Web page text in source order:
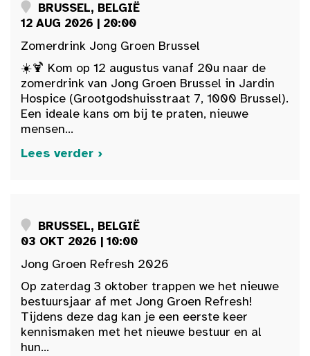
BRUSSEL, BELGIË
12 AUG 2026 | 20:00
Zomerdrink Jong Groen Brussel
☀️🍹 Kom op 12 augustus vanaf 20u naar de
zomerdrink van Jong Groen Brussel in Jardin
Hospice (Grootgodshuisstraat 7, 1000 Brussel).
Een ideale kans om bij te praten, nieuwe
mensen...
Lees verder ›
BRUSSEL, BELGIË
03 OKT 2026 | 10:00
Jong Groen Refresh 2026
Op zaterdag 3 oktober trappen we het nieuwe
bestuursjaar af met Jong Groen Refresh!
Tijdens deze dag kan je een eerste keer
kennismaken met het nieuwe bestuur en al
hun...